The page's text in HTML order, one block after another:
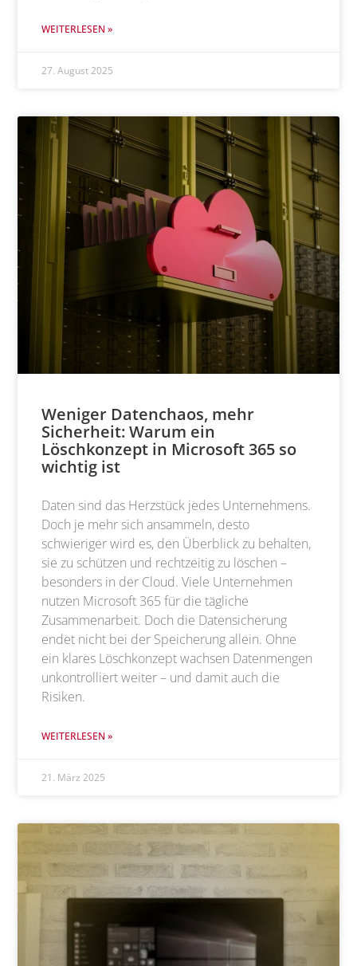
WEITERLESEN »
27. August 2025
Weniger Datenchaos, mehr
Sicherheit: Warum ein
Löschkonzept in Microsoft 365 so
wichtig ist
Daten sind das Herzstück jedes Unternehmens.
Doch je mehr sich ansammeln, desto
schwieriger wird es, den Überblick zu behalten,
sie zu schützen und rechtzeitig zu löschen –
besonders in der Cloud. Viele Unternehmen
nutzen Microsoft 365 für die tägliche
Zusammenarbeit. Doch die Datensicherung
endet nicht bei der Speicherung allein. Ohne
ein klares Löschkonzept wachsen Datenmengen
unkontrolliert weiter – und damit auch die
Risiken.
WEITERLESEN »
21. März 2025